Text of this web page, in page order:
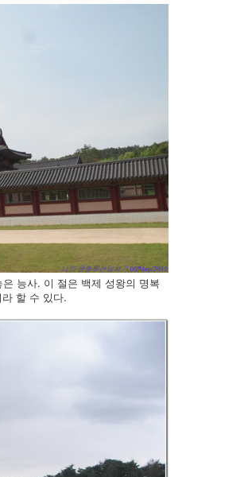
능사. 이 절은 백제 성왕의 명복
할 수 있다.